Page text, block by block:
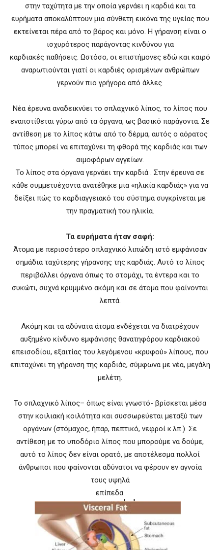
στην ταχύτητα με την οποία γερνάει η καρδιά και τα
ευρήματα αποκαλύπτουν μια σύνθετη εικόνα της υγείας που
εκτείνεται πέρα ​​από το βάρος και μόνο. Η γήρανση είναι ο
ισχυρότερος παράγοντας κινδύνου για
καρδιακές παθήσεις. Ωστόσο, οι επιστήμονες εδώ και καιρό
αναρωτιούνται γιατί οι καρδιές ορισμένων ανθρώπων
γερνούν πιο γρήγορα από άλλες.
Νέα έρευνα αναδεικνύει το σπλαχνικό λίπος, το λίπος που
εναποτίθεται γύρω από τα όργανα, ως βασικό παράγοντα. Σε
αντίθεση με το λίπος κάτω από το δέρμα, αυτός ο αόρατος
τύπος μπορεί να επιταχύνει τη φθορά της καρδιάς και των
αιμοφόρων αγγείων.
Το λίπος στα όργανα γερνάει την καρδιά . Στην έρευνα σε
κάθε συμμετυέχοντα ανατέθηκε μια «ηλικία καρδιάς» για να
δείξει πώς το καρδιαγγειακό του σύστημα συγκρίνεται με
την πραγματική του ηλικία.
Τα ευρήματα ήταν σαφή:
Άτομα με περισσότερο σπλαχνικό λιπώδη ιστό εμφάνισαν
σημάδια ταχύτερης γήρανσης της καρδιάς. Αυτό το λίπος
περιβάλλει όργανα όπως το στομάχι, τα έντερα και το
συκώτι, συχνά κρυμμένο ακόμη και σε άτομα που φαίνονται
λεπτά.
Ακόμη και τα αδύνατα άτομα ενδέχεται να διατρέχουν
αυξημένο κίνδυνο εμφάνισης θανατηφόρου καρδιακού
επεισοδίου, εξαιτίας του λεγόμενου «κρυφού» λίπους, που
επιταχύνει τη γήρανση της καρδιάς, σύμφωνα με νέα, μεγάλη
μελέτη.
Το σπλαχνικό λίπος– όπως είναι γνωστό- βρίσκεται μέσα
στην κοιλιακή κοιλότητα και συσσωρεύεται μεταξύ των
οργάνων (στόμαχος, ήπαρ, πεπτικό, νεφροί κ.λπ.). Σε
αντίθεση με το υποδόριο λίπος που μπορούμε να δούμε,
αυτό το λίπος δεν είναι ορατό, με αποτέλεσμα πολλοί
άνθρωποι που φαίνονται αδύνατοι να φέρουν εν αγνοία
τους υψηλά
επίπεδα.